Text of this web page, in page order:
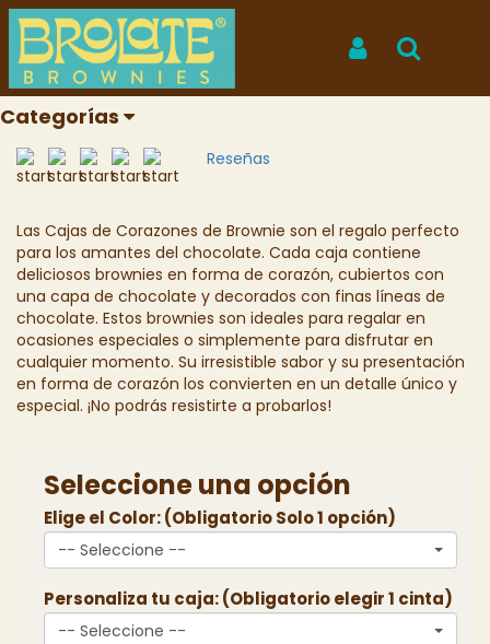
Categorías
Inicio Productos Cajas de Corazones de Brownie
Cajas de Corazones de
Brownie
REF: CR 091
Reseñas
Las Cajas de Corazones de Brownie son el regalo perfecto
para los amantes del chocolate. Cada caja contiene
deliciosos brownies en forma de corazón, cubiertos con
una capa de chocolate y decorados con finas líneas de
chocolate. Estos brownies son ideales para regalar en
ocasiones especiales o simplemente para disfrutar en
cualquier momento. Su irresistible sabor y su presentación
en forma de corazón los convierten en un detalle único y
especial. ¡No podrás resistirte a probarlos!
Seleccione una opción
Elige el Color: (Obligatorio Solo 1 opción)
-- Seleccione --
Personaliza tu caja: (Obligatorio elegir 1 cinta)
-- Seleccione --